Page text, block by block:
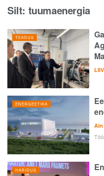
Silt: tuumaenergia
TEADUS
ENERGEETIKA
Ain
HARIDUS